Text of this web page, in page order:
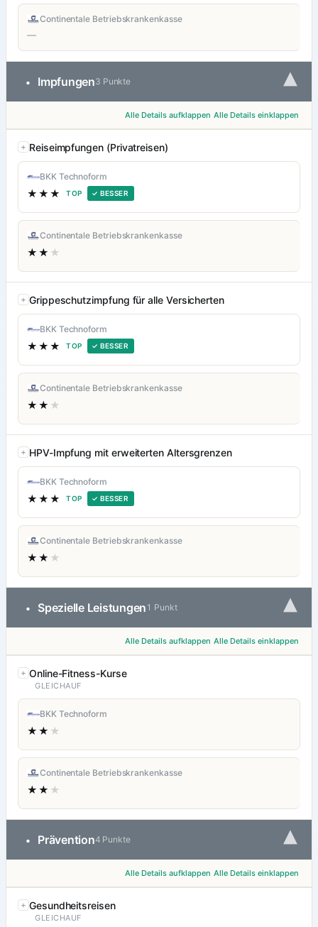
Continentale Betriebskrankenkasse
—
• Impfungen3 Punkte ▾
Alle Details aufklappen Alle Details einklappen
Reiseimpfungen (Privatreisen)
BKK Technoform
★★★ TOP ✓ BESSER
Continentale Betriebskrankenkasse
★★ ★
Grippeschutzimpfung für alle Versicherten
BKK Technoform
★★★ TOP ✓ BESSER
Continentale Betriebskrankenkasse
★★ ★
HPV-Impfung mit erweiterten Altersgrenzen
BKK Technoform
★★★ TOP ✓ BESSER
Continentale Betriebskrankenkasse
★★ ★
• Spezielle Leistungen 1 Punkt ▾
Alle Details aufklappen Alle Details einklappen
Online-Fitness-Kurse
GLEICHAUF
BKK Technoform
★★ ★
Continentale Betriebskrankenkasse
★★ ★
• Prävention4 Punkte ▾
Alle Details aufklappen Alle Details einklappen
Gesundheitsreisen
GLEICHAUF